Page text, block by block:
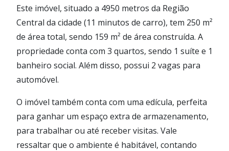
Este imóvel, situado a 4950 metros da Região
Central da cidade (11 minutos de carro), tem 250 m²
de área total, sendo 159 m² de área construída. A
propriedade conta com 3 quartos, sendo 1 suíte e 1
banheiro social. Além disso, possui 2 vagas para
automóvel.
O imóvel também conta com uma edícula, perfeita
para ganhar um espaço extra de armazenamento,
para trabalhar ou até receber visitas. Vale
ressaltar que o ambiente é habitável, contando